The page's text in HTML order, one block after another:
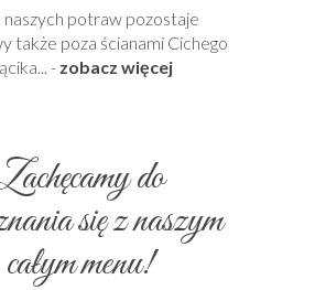
naszych potraw pozostaje
także poza ścianami Cichego
- zobacz więcej
do
się z naszym
całym menu!